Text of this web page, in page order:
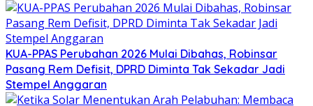
KUA-PPAS Perubahan 2026 Mulai Dibahas, Robinsar
Pasang Rem Defisit, DPRD Diminta Tak Sekadar Jadi
Stempel Anggaran